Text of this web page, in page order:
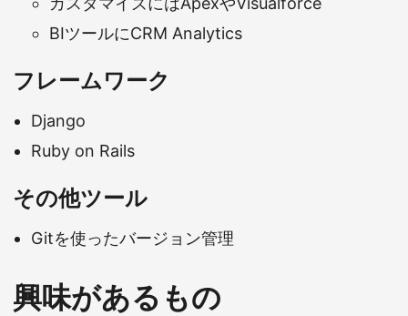
BIツールにCRM Analytics
フレームワーク
Django
Ruby on Rails
その他ツール
Gitを使ったバージョン管理
興味があるもの